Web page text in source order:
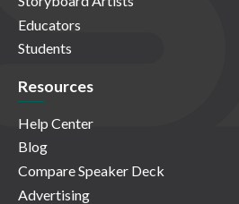
Educators
Students
Resources
Help Center
Blog
Compare Speaker Deck
Advertising